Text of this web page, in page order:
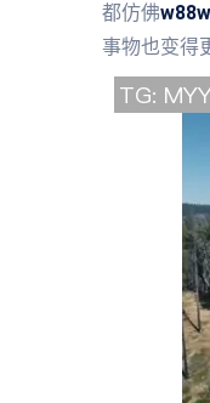
都仿佛
事物也变得